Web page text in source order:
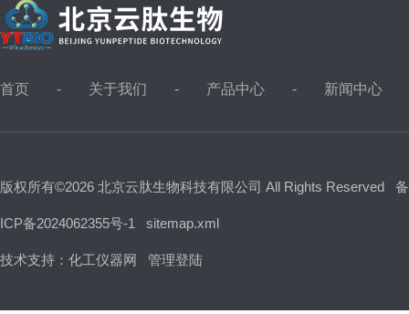
首页 关于我们 产品中心 新闻中心
版权所有©2026 北京云肽生物科技有限公司 All Rights Reserved
ICP备2024062355号-1 sitemap.xml
技术支持： 化工仪器网 管理登陆